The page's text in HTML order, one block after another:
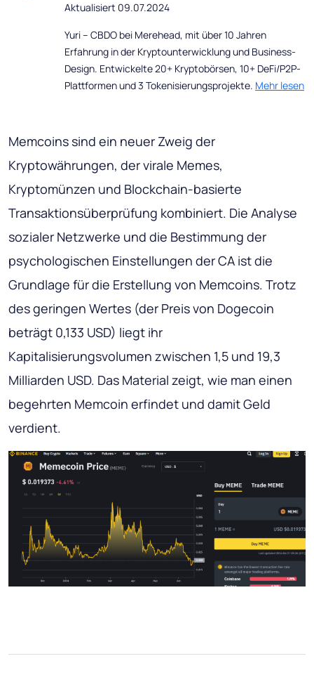
Aktualisiert 09.07.2024
Yuri – CBDO bei Merehead, mit über 10 Jahren
Erfahrung in der Kryptounterwicklung und Business-
Design. Entwickelte 20+ Kryptobörsen, 10+ DeFi/P2P-
Plattformen und 3 Tokenisierungsprojekte. Mehr lesen
Memcoins sind ein neuer Zweig der
Kryptowährungen, der virale Memes,
Kryptomünzen und Blockchain-basierte
Transaktionsüberprüfung kombiniert. Die Analyse
sozialer Netzwerke und die Bestimmung der
psychologischen Einstellungen der CA ist die
Grundlage für die Erstellung von Memcoins. Trotz
des geringen Wertes (der Preis von Dogecoin
beträgt 0,133 USD) liegt ihr
Kapitalisierungsvolumen zwischen 1,5 und 19,3
Milliarden USD. Das Material zeigt, wie man einen
begehrten Memcoin erfindet und damit Geld
verdient.